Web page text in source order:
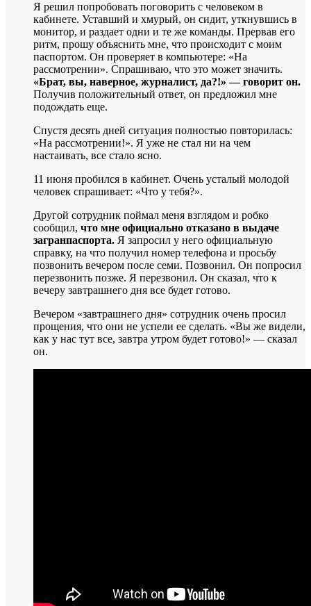
Я решил попробовать поговорить с человеком в
кабинете. Уставший и хмурый, он сидит, уткнувшись в
монитор, и раздает одни и те же команды. Прервав его
ритм, прошу объяснить мне, что происходит с моим
паспортом. Он проверяет в компьютере: «На
рассмотрении». Спрашиваю, что это может значить.
«Брат, вы, наверное, журналист, да?!» — говорит он.
Получив положительный ответ, он предложил мне
подождать еще.
Спустя десять дней ситуация полностью повторилась:
«На рассмотрении!». Я уже не стал ни на чем
настаивать, все стало ясно.
11 июня пробился в кабинет. Очень усталый молодой
человек спрашивает: «Что у тебя?».
Другой сотрудник поймал меня взглядом и робко
сообщил, что мне официально отказано в выдаче
загранпаспорта. Я запросил у него официальную
справку, на что получил номер телефона и просьбу
позвонить вечером после семи. Позвонил. Он попросил
перезвонить позже. Я перезвонил. Он сказал, что к
вечеру завтрашнего дня все будет готово.
Вечером «завтрашнего дня» сотрудник очень просил
прощения, что они не успели ее сделать. «Вы же видели,
как у нас тут все, завтра утром будет готово!» — сказал
он.